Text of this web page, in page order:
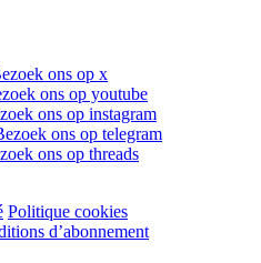
ons op x
ons op youtube
ons op instagram
ons op telegram
ons op threads
Politique cookies
d’abonnement